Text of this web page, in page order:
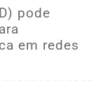
pode
em redes